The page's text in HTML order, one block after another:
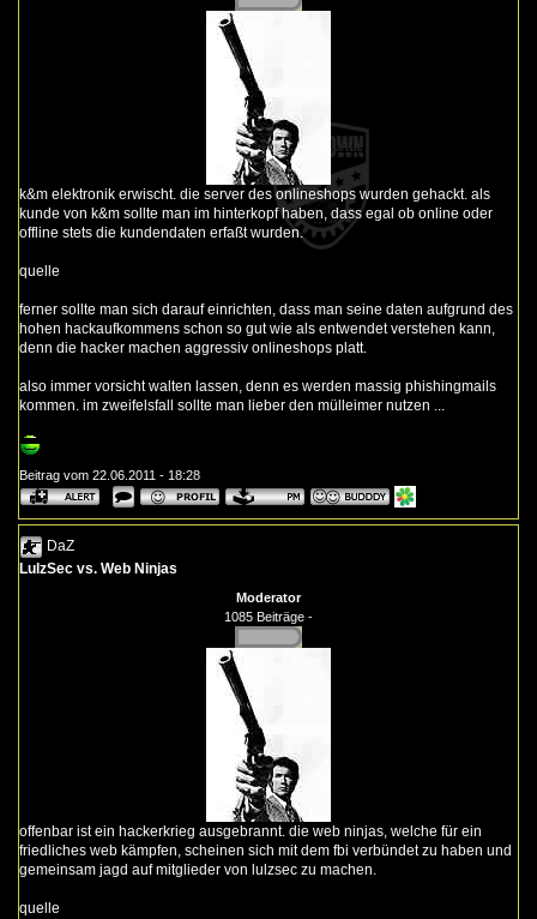
k&m elektronik erwischt. die server des onlineshops wurden gehackt. als
kunde von k&m sollte man im hinterkopf haben, dass egal ob online oder
offline stets die kundendaten erfaßt wurden.
quelle
ferner sollte man sich darauf einrichten, dass man seine daten aufgrund des
hohen hackaufkommens schon so gut wie als entwendet verstehen kann,
denn die hacker machen aggressiv onlineshops platt.
also immer vorsicht walten lassen, denn es werden massig phishingmails
kommen. im zweifelsfall sollte man lieber den mülleimer nutzen ...
Beitrag vom 22.06.2011 - 18:28
DaZ
LulzSec vs. Web Ninjas
Moderator
1085 Beiträge -
offenbar ist ein hackerkrieg ausgebrannt. die web ninjas, welche für ein
friedliches web kämpfen, scheinen sich mit dem fbi verbündet zu haben und
gemeinsam jagd auf mitglieder von lulzsec zu machen.
quelle